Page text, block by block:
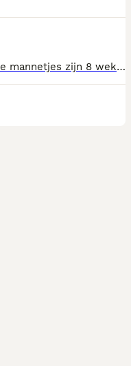
Nog beschikbaar twee super mooie mannetjes zijn 8 weken oud hebben hun eerste vaccinatie gehad zijn gechipt en meerdere keren ontwormt zijn dierenarts nagekeken en gezondverklaard hebben hún Nederlandse paspoortje Worden op moment ik huiselijke krijg opgegroeid met twee kinderen zijn nu al super speels en sociaal plus plas matje zindelijk gemaakt Deze honden zijn super hypoallergeen Moeder is aanwezig Voor meer info 0625161589